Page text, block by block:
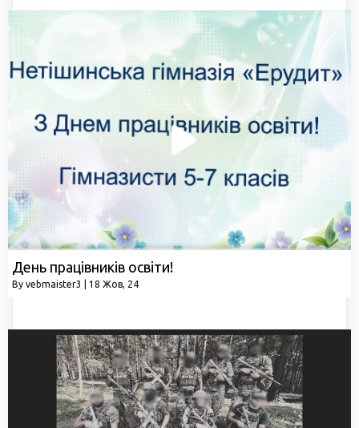
День працівників освіти!
By vebmaister3 18 Жов, 24